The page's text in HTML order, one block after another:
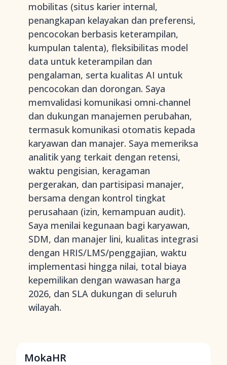
mobilitas (situs karier internal,
penangkapan kelayakan dan preferensi,
pencocokan berbasis keterampilan,
kumpulan talenta), fleksibilitas model
data untuk keterampilan dan
pengalaman, serta kualitas AI untuk
pencocokan dan dorongan. Saya
memvalidasi komunikasi omni-channel
dan dukungan manajemen perubahan,
termasuk komunikasi otomatis kepada
karyawan dan manajer. Saya memeriksa
analitik yang terkait dengan retensi,
waktu pengisian, keragaman
pergerakan, dan partisipasi manajer,
bersama dengan kontrol tingkat
perusahaan (izin, kemampuan audit).
Saya menilai kegunaan bagi karyawan,
SDM, dan manajer lini, kualitas integrasi
dengan HRIS/LMS/penggajian, waktu
implementasi hingga nilai, total biaya
kepemilikan dengan wawasan harga
2026, dan SLA dukungan di seluruh
wilayah.
MokaHR